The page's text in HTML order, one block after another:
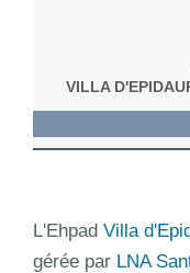
VILLA
L'Ehpad Villa
gérée par LNA